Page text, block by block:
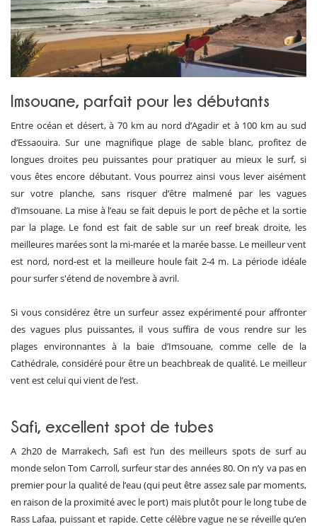
Imsouane, parfait pour les débutants
Entre océan et désert, à 70 km au nord d’Agadir et à 100 km au sud
d’Essaouira. Sur une magnifique plage de sable blanc, profitez de
longues droites peu puissantes pour pratiquer au mieux le surf, si
vous êtes encore débutant. Vous pourrez ainsi vous lever aisément
sur votre planche, sans risquer d’être malmené par les vagues
d’Imsouane. La mise à l’eau se fait depuis le port de pêche et la sortie
par la plage. Le fond est fait de sable sur un reef break droite, les
meilleures marées sont la mi-marée et la marée basse. Le meilleur vent
est nord, nord-est et la meilleure houle fait 2-4 m. La période idéale
pour surfer s'étend de novembre à avril.
Si vous considérez être un surfeur assez expérimenté pour affronter
des vagues plus puissantes, il vous suffira de vous rendre sur les
plages environnantes à la baie d’Imsouane, comme celle de la
Cathédrale, considéré pour être un beachbreak de qualité. Le meilleur
vent est celui qui vient de l’est.
Safi, excellent spot de tubes
A 2h20 de Marrakech, Safi est l’un des meilleurs spots de surf au
monde selon Tom Carroll, surfeur star des années 80. On n’y va pas en
premier pour la qualité de l’eau (qui peut être assez sale par moments,
en raison de la proximité avec le port) mais plutôt pour le long tube de
Rass Lafaa, puissant et rapide. Cette célèbre vague ne se réveille qu’en